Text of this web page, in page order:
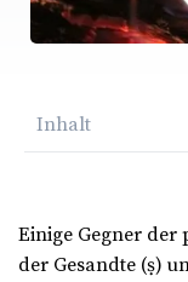
Inhalt
Einige Gegner der
der Gesandte (ṣ)